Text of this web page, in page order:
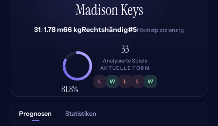
Madison Keys
31J.1.78 m66 kgRechtshändig#5Höchstplatzierung
81.8%
33
Analysierte Spiele
AKTUELLE FORM
L W L L W
Prognosen Statistiken